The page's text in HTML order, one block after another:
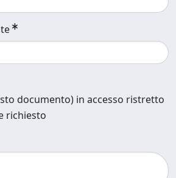
documento) in accesso ristretto
richiesto